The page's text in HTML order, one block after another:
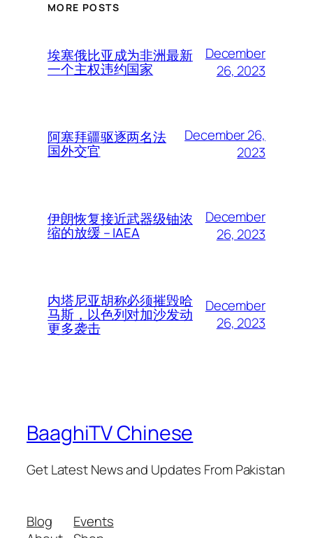
MORE POSTS
埃塞俄比亚成为非洲最新
一个主权违约国家
December
26, 2023
阿塞拜疆驱逐两名法
国外交官
December 26,
2023
伊朗恢复接近武器级铀浓
缩的放缓 – IAEA
December
26, 2023
内塔尼亚胡称必须摧毁哈
马斯，以色列对加沙发动
更多袭击
December
26, 2023
BaaghiTV Chinese
Get Latest News and Updates From Pakistan
Blog
Events